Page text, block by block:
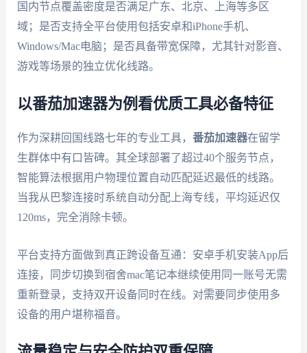
国内节点覆盖密度是否满足广东、北京、上海等多区
域；是否支持全平台使用包括安卓和iPhone手机、
Windows/Mac电脑；是否具备带宽保障，尤其针对影音、
游戏等场景的独立优化线路。
以番茄加速器为例看优质工具必备特征
作为深耕回国线路七年的专业工具， 番茄加速器在留学
生群体中有口皆碑。其全球部署了超过40个服务节点，
智能算法根据用户物理位置自动匹配延迟最低的线路。
当我从巴黎连接时系统自动分配上海专线，平均延迟仅
120ms，完全消除卡顿。
平台支持方面做到真正跨设备互通：安卓手机安装App后
连接，同步切换到宿舍mac笔记本继续使用同一账号无需
重新登录，支持双开设备同时在线。对需要同步使用多
设备的用户堪称福音。